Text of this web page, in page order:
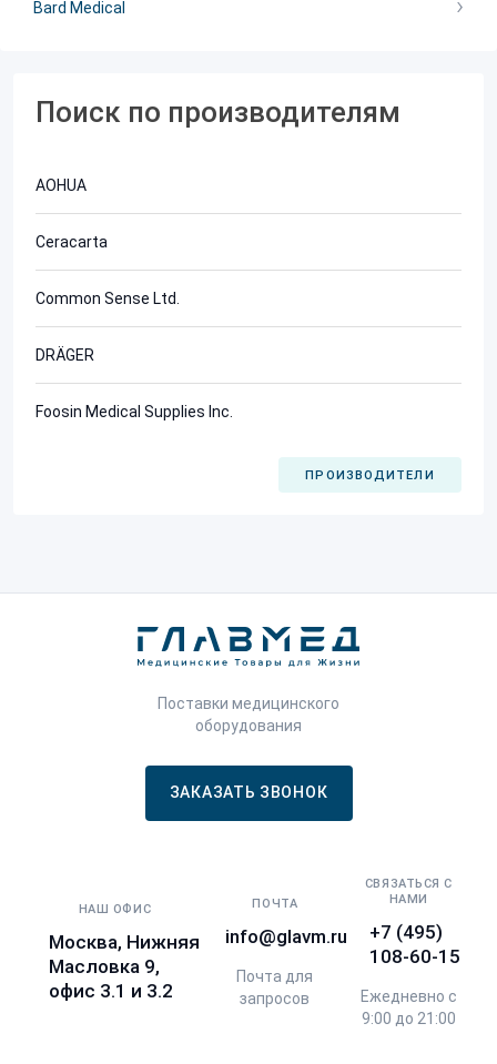
Bard Medical
Поиск по производителям
AOHUA
Ceracarta
Common Sense Ltd.
DRÄGER
Foosin Medical Supplies Inc.
ПРОИЗВОДИТЕЛИ
Поставки медицинского
оборудования
ЗАКАЗАТЬ ЗВОНОК
НАШ ОФИС
Москва, Нижняя
Масловка 9,
офис 3.1 и 3.2
ПОЧТА
info@glavm.ru
Почта для
запросов
СВЯЗАТЬСЯ С
НАМИ
+7 (495)
108-60-15
Ежедневно с
9:00 до 21:00